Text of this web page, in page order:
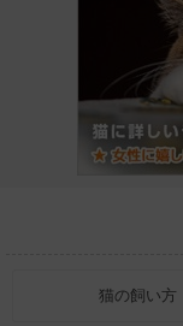
猫の飼い方